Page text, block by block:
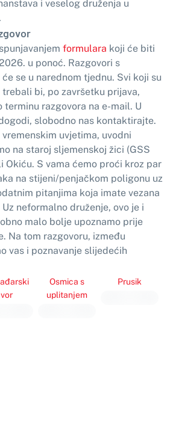
i veselog druženja u
formulara koji će biti
u ponoć. Razgovori s
se u narednom tjednu. Svi koji su
bi, po završetku prijava,
razgovora na e-mail. U
slobodno nas kontaktirajte.
uvjetima, uvodni
na staroj sljemenskoj žici (GSS
Okiću. S vama ćemo proći kroz par
na stijeni/penjačkom poligonu uz
pitanjima koja imate vezana
neformalno druženje, ovo je i
malo bolje upoznamo prije
Na tom razgovoru, između
vas i poznavanje slijedećih
Osmica s
uplitanjem
Prusik